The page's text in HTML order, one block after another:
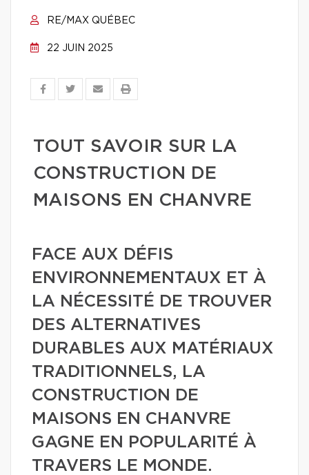
RE/MAX QUÉBEC
22 JUIN 2025
TOUT SAVOIR SUR LA
CONSTRUCTION DE
MAISONS EN CHANVRE
FACE AUX DÉFIS
ENVIRONNEMENTAUX ET À
LA NÉCESSITÉ DE TROUVER
DES ALTERNATIVES
DURABLES AUX MATÉRIAUX
TRADITIONNELS, LA
CONSTRUCTION DE
MAISONS EN CHANVRE
GAGNE EN POPULARITÉ À
TRAVERS LE MONDE.